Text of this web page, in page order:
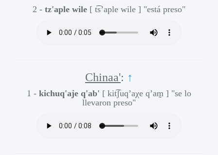
2 - tz'aple wile [ t͡s’aple wile ] "está preso"
Chinaa': ↑
1 - kichuq'aje q'ab' [ kit͡ʃuq’aχe q’am̰ ] "se lo
llevaron preso"